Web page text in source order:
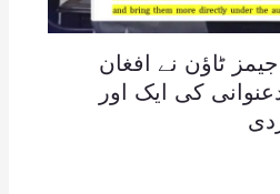
ٹاؤن نے افغان
کی ایک اور